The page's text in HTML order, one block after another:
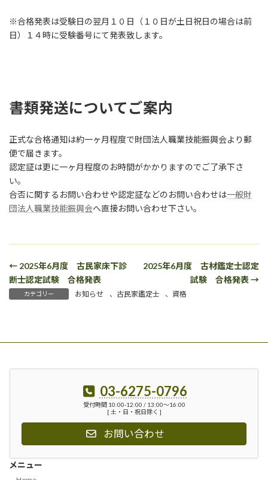
※合格発表は受験日の翌月１０日（１０日が土日祝日の場合は前
日）１４時に受験番号にて発表致します。
書類発送についてご案内
正式な合格通知は約一ヶ月程度で財団法人職業技能振興会より郵
便で届きます。
認定証は更に一ヶ月程度のお時間がかかりますのでご了承下さ
い。
合否に関するお問い合わせや認定証などのお問い合わせは一般財
団法人職業技能振興会へ直接お問い合わせ下さい。
← 2025年6月度 古民家床下診
断士認定試験 合格発表
2025年6月度 古材鑑定士認定
試験 合格発表 →
カテゴリー お知らせ 、 古民家鑑定士 、資格
03-6275-0796
受付時間 10:00-12:00 / 13:00〜16:00
[ 土・日・祝日除く ]
お問い合わせ
メニュー